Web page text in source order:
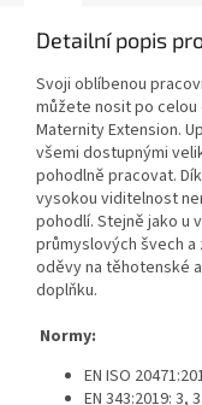
Detailní popis
Svoji oblíbenou
můžete nosit po
Maternity Extension.
všemi dostupnými
pohodlně pracovat.
vysokou viditelnost
pohodlí. Stejně jako u
průmyslových švech a
oděvy na těhotenské
doplňku.
Normy:
EN ISO
EN 343:2019: 3,